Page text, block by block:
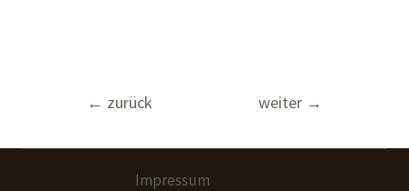
Beitragsnavigation
← zurück weiter →
Impressum